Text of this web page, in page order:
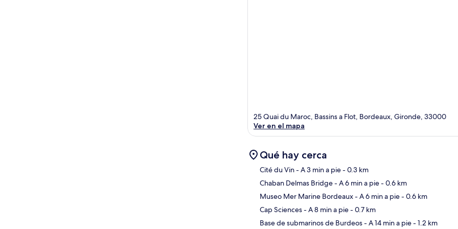
25 Quai du Maroc, Bassins a Flot, Bordeaux, Gironde, 33000
Ver en el mapa
Qué hay cerca
Cité du Vin- A 3 min a pie- 0.3 km
Chaban Delmas Bridge- A 6 min a pie- 0.6 km
Museo Mer Marine Bordeaux- A 6 min a pie- 0.6 km
Cap Sciences- A 8 min a pie- 0.7 km
Base de submarinos de Burdeos- A 14 min a pie- 1.2 km